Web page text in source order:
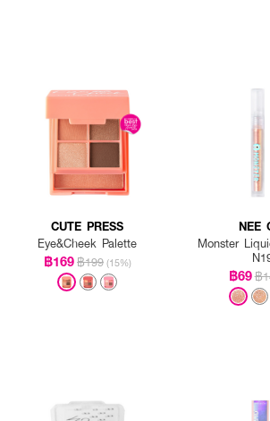
CUTE PRESS
Eye&Cheek Palette
฿169฿199 (15%)
NEE
Monster
฿69฿